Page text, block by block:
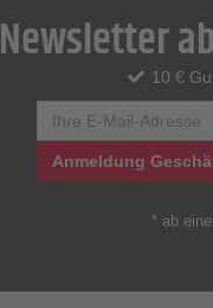
Newsletter
10 €
Anmeldung
* ab